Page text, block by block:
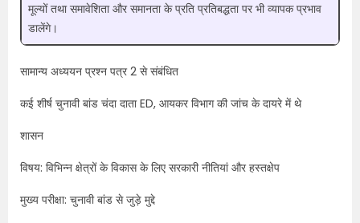
मूल्यों तथा समावेशिता और समानता के प्रति प्रतिबद्धता पर भी व्यापक प्रभाव
डालेंगे।
सामान्य अध्ययन प्रश्न पत्र 2 से संबंधित
कई शीर्ष चुनावी बांड चंदा दाता ED, आयकर विभाग की जांच के दायरे में थे
शासन
विषय: विभिन्न क्षेत्रों के विकास के लिए सरकारी नीतियां और हस्तक्षेप
मुख्य परीक्षा: चुनावी बांड से जुड़े मुद्दे